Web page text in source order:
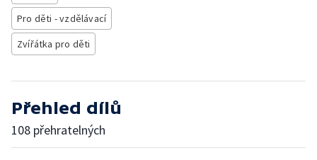
Pro děti - vzdělávací
Zvířátka pro děti
Přehled dílů
108 přehratelných